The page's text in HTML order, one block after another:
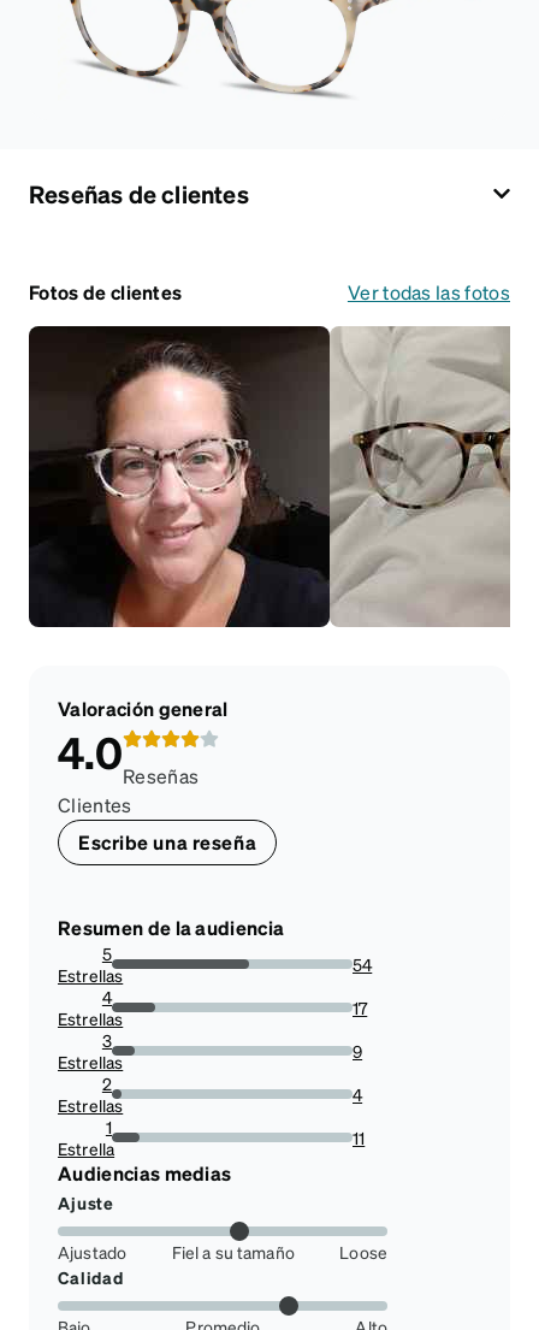
Reseñas de clientes
Fotos de clientes Ver todas las fotos
Valoración general
4.0Reseñas
Clientes
Escribe una reseña
Resumen de la audiencia
5
Estrellas56.84210526315789%
54
4
Estrellas17.894736842105264%
17
3
Estrellas9.473684210526317%
9
2
Estrellas4.2105263157894735%
4
1
Estrella11.578947368421053%
11
Audiencias medias
Ajuste
Ajustado Fiel a su tamaño
Loose
Calidad